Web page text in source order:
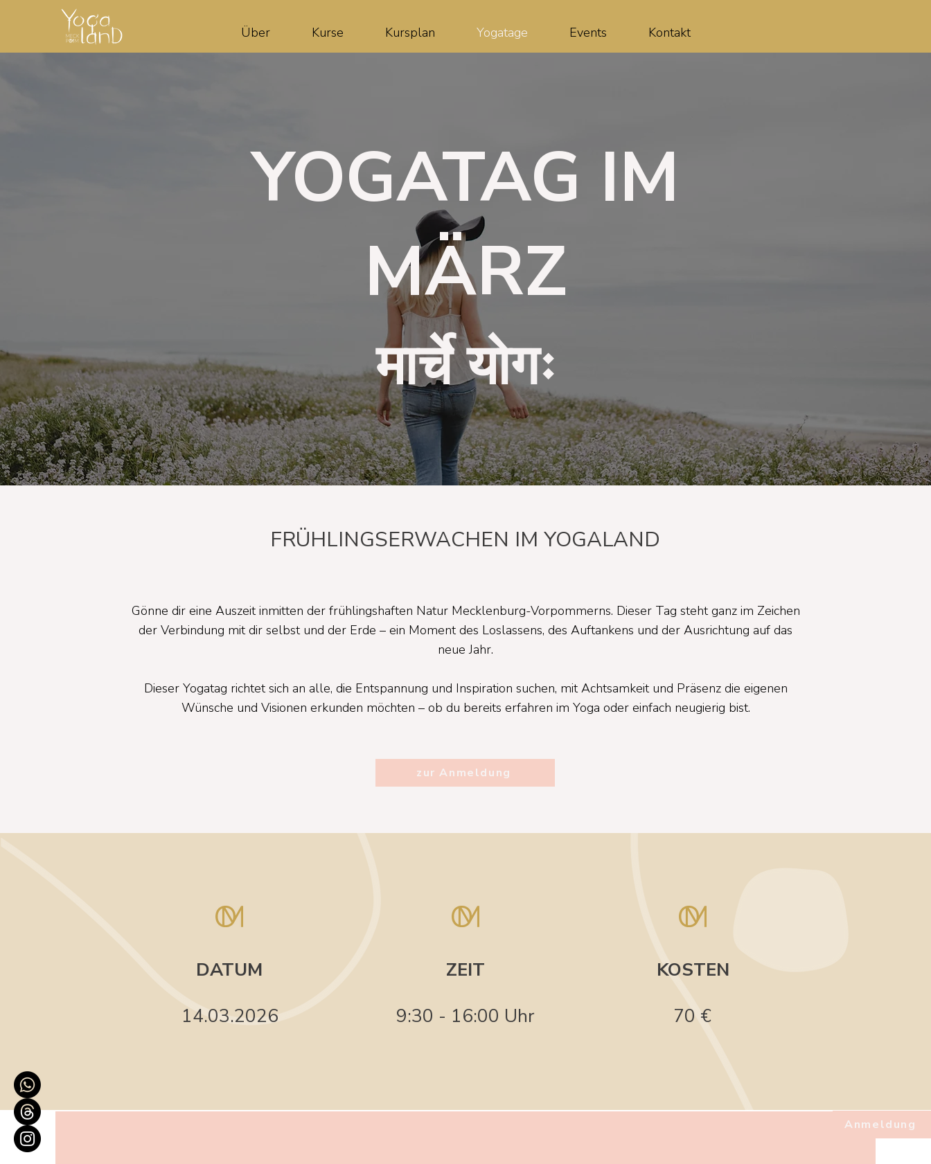
Über Kurse Kursplan Yogatage Events Kontakt
Anmeldung
YOGATAG IM
MÄRZ
मार्चे योगः
FRÜHLINGSERWACHEN IM YOGALAND
Gönne dir eine Auszeit inmitten der frühlingshaften Natur Mecklenburg-Vorpommerns. Dieser Tag steht ganz im Zeichen
der Verbindung mit dir selbst und der Erde – ein Moment des Loslassens, des Auftankens und der Ausrichtung auf das
neue Jahr.
Dieser Yogatag richtet sich an alle, die Entspannung und Inspiration suchen, mit Achtsamkeit und Präsenz die eigenen
Wünsche und Visionen erkunden möchten – ob du bereits erfahren im Yoga oder einfach neugierig bist.
zur Anmeldung
DATUM
14.03.2026
ZEIT
9:30 - 16:00 Uhr
KOSTEN
70 €